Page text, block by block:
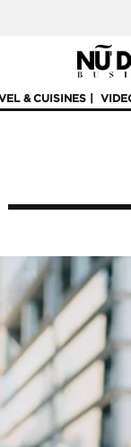
& CUISINES